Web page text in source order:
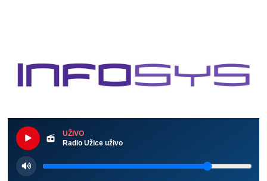
UŽIVO
Radio Užice uživo